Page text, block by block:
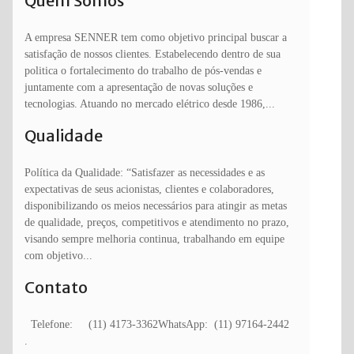
A empresa SENNER tem como objetivo principal buscar a
satisfação de nossos clientes. Estabelecendo dentro de sua
politica o fortalecimento do trabalho de pós-vendas e
juntamente com a apresentação de novas soluções e
tecnologias. Atuando no mercado elétrico desde 1986,...
Qualidade
Política da Qualidade: “Satisfazer as necessidades e as
expectativas de seus acionistas, clientes e colaboradores,
disponibilizando os meios necessários para atingir as metas
de qualidade, preços, competitivos e atendimento no prazo,
visando sempre melhoria continua, trabalhando em equipe
com objetivo...
Contato
Telefone: (11) 4173-3362WhatsApp: (11) 97164-2442